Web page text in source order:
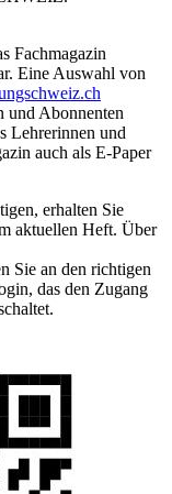
Fachmagazin
Eine Auswahl von
und Abonnenten
Lehrerinnen und
auch als E-Paper
erhalten Sie
aktuellen Heft. Über
Sie an den richtigen
das den Zugang